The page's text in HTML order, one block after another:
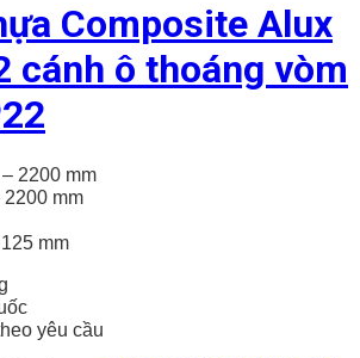
Composite Alux
cánh ô thoáng vòm
2200 mm
2200 mm
mm
yêu cầu